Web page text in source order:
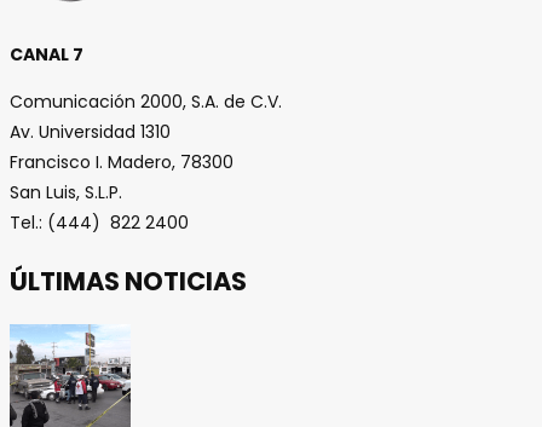
CANAL 7
Comunicación 2000, S.A. de C.V.
Av. Universidad 1310
Francisco I. Madero, 78300
San Luis, S.L.P.
Tel.: (444) 822 2400
ÚLTIMAS NOTICIAS